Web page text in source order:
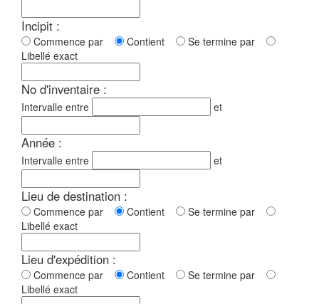
Incipit :
Commence par Contient
Se termine par
Libellé exact
No d'inventaire :
Intervalle entre et
Année :
Intervalle entre et
Lieu de destination :
Commence par Contient
Se termine par
Libellé exact
Lieu d'expédition :
Commence par Contient
Se termine par
Libellé exact